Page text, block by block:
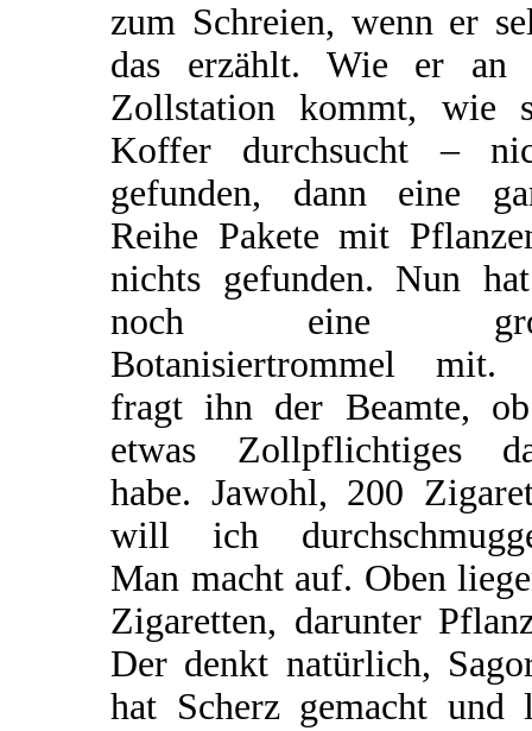
zum Schreien, wenn er
das erzählt. Wie er an
Zollstation kommt, wie
Koffer durchsucht –
gefunden, dann eine
Reihe Pakete mit
nichts gefunden. Nun
noch eine
Botanisiertrommel mit.
fragt ihn der Beamte,
etwas Zollpflichtiges
habe. Jawohl, 200
will ich
Man macht auf. Oben
Zigaretten, darunter
Der denkt natürlich,
hat Scherz gemacht und